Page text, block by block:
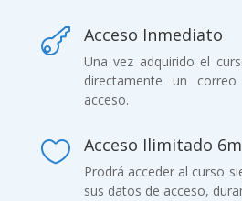
 Acceso Inmediato
Una vez adquirido el
directamente un
acceso.
 Acceso Ilimitado 6m
Prodrá acceder al curso
sus datos de acceso,